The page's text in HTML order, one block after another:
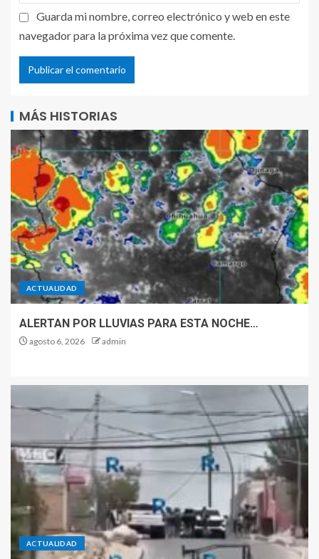
Guarda mi nombre, correo electrónico y web en este
navegador para la próxima vez que comente.
MÁS HISTORIAS
ACTUALIDAD
ALERTAN POR LLUVIAS PARA ESTA NOCHE…
agosto 6, 2026 admin
ACTUALIDAD